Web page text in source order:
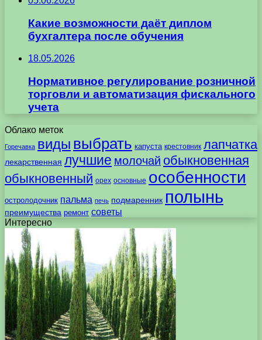
Какие возможности даёт диплом
бухгалтера после обучения
18.05.2026
Нормативное регулирование розничной
торговли и автоматизация фискального
учета
Облако меток
Горечавка виды выбрать капуста крестовник лапчатка
лекарственная лучшие молочай обыкновенная
обыкновенный орех основные особенности
остролодочник пальма печь подмаренник полынь
преимущества ремонт советы
Интересно